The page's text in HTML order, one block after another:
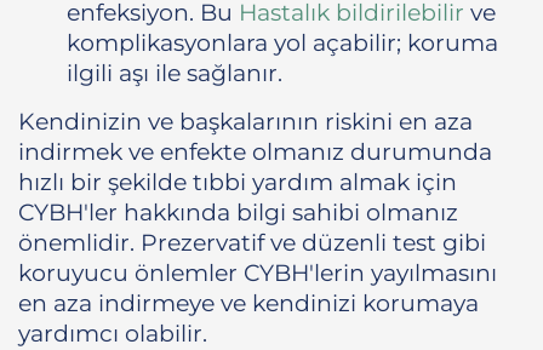
enfeksiyon. Bu Hastalık bildirilebilir ve
komplikasyonlara yol açabilir; koruma
ilgili aşı ile sağlanır.
Kendinizin ve başkalarının riskini en aza
indirmek ve enfekte olmanız durumunda
hızlı bir şekilde tıbbi yardım almak için
CYBH'ler hakkında bilgi sahibi olmanız
önemlidir. Prezervatif ve düzenli test gibi
koruyucu önlemler CYBH'lerin yayılmasını
en aza indirmeye ve kendinizi korumaya
yardımcı olabilir.